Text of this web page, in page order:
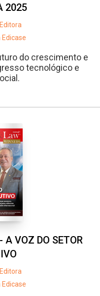
2025
Edicase
do crescimento e
tecnológico e
VOZ DO SETOR
Edicase